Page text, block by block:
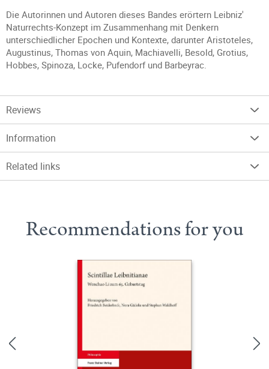
Die Autorinnen und Autoren dieses Bandes erörtern Leibniz'
Naturrechts-Konzept im Zusammenhang mit Denkern
unterschiedlicher Epochen und Kontexte, darunter Aristoteles,
Augustinus, Thomas von Aquin, Machiavelli, Besold, Grotius,
Hobbes, Spinoza, Locke, Pufendorf und Barbeyrac.
Reviews
Information
Related links
Recommendations for you